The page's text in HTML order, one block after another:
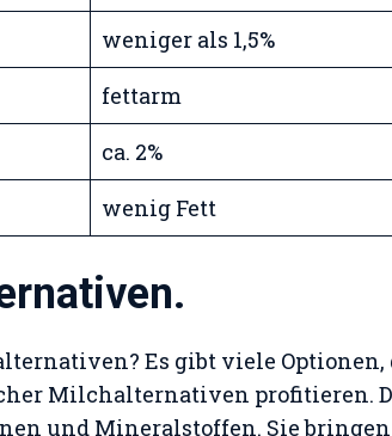
weniger als 1,5%
fettarm
ca. 2%
wenig Fett
Es gibt viele
Milchalternativen profitieren.
und Mineralstoffen. Sie